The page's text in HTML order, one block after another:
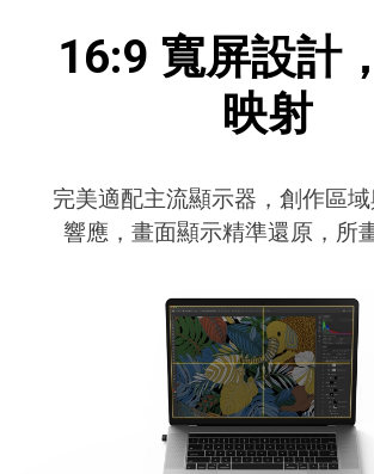
16:9 寬屏設計
映射
完美適配主流顯示器，創作區
響應，畫面顯示精準還原，所